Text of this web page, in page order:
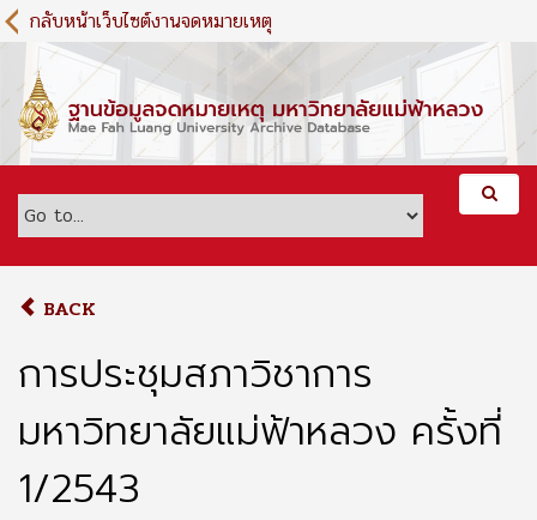
S
k
m
c
กลับหน้าเว็บไซต์งานจดหมายเหตุ
BACK
การประชุมสภาวิชาการ
มหาวิทยาลัยแม่ฟ้าหลวง ครั้งที่
1/2543